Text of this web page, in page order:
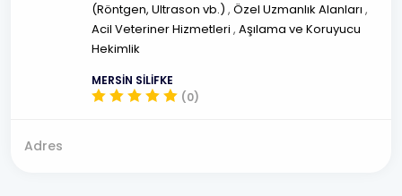
(Röntgen, Ultrason vb.) , Özel Uzmanlık Alanları ,
Acil Veteriner Hizmetleri , Aşılama ve Koruyucu
Hekimlik
MERSİN SİLİFKE
(0)
Adres